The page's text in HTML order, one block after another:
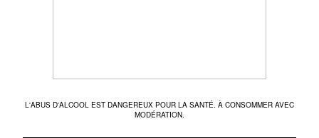
L'ABUS D'ALCOOL EST DANGEREUX POUR LA SANTÉ. À CONSOMMER AVEC
MODÉRATION.